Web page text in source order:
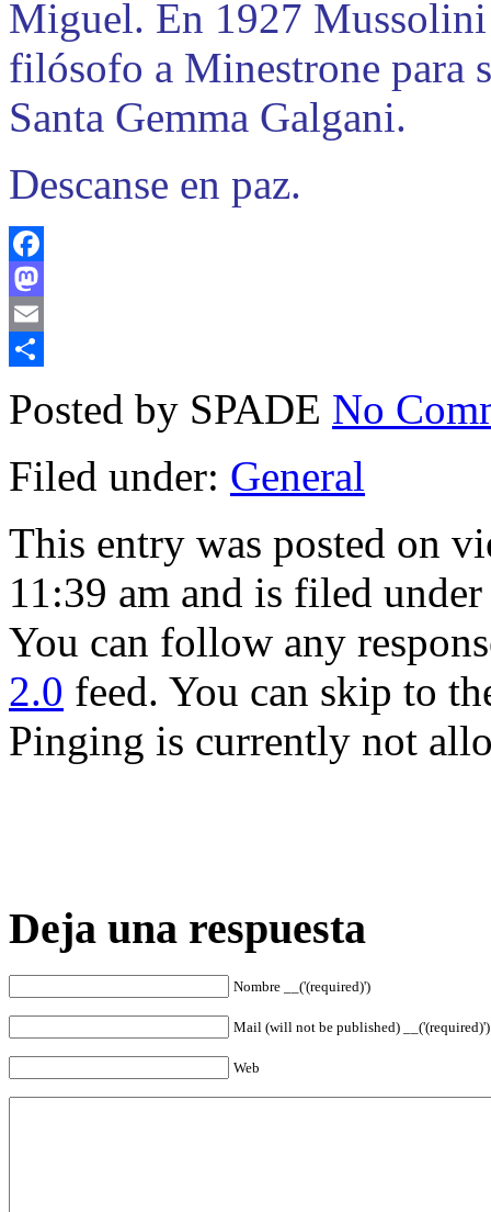
Miguel. En 1927 Mussolini
filósofo a Minestrone para
Santa Gemma Galgani.
Descanse en paz.
Facebook
Mastodon
Email
Posted by SPADE No
Filed under: General
This entry was posted on
11:39 am and is filed
You can follow any
2.0 feed. You can skip to
Pinging is currently not
Deja una respuesta
Nombre __('(required)')
Mail (will not be published) __('(required)')
Web